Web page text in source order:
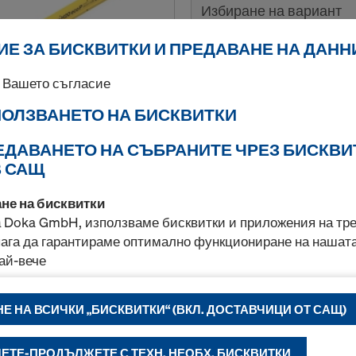
Избиране на вариант
Нов
Количество
Кофражно платно
Трислойно платно от
двустранно покритие от
130 g/m². Ръбовете са
Избиране на вариант
Нов
ЗА БИСКВИТКИ И ПРЕДАВАНЕ НА
съгласие
НА БИСКВИТКИ
НА СЪБРАНИТЕ ЧРЕЗ
САЩ
на бисквитки
GmbH, използваме бисквитки и приложения на
да гарантираме оптимално функциониране на
вече
постоянно функционалността на нашия уеб
пазаруване при използване на онлайн магазина на
подходяща реклама за Вас като потребител на
НА ВСИЧКИ „БИСКВИТКИ“ (ВКЛ. ДОСТАВЧИЦИ ОТ САЩ)
ПРОДЪЛЖЕТЕ С ТЕХН. НЕОБХ. БИСКВИТКИ